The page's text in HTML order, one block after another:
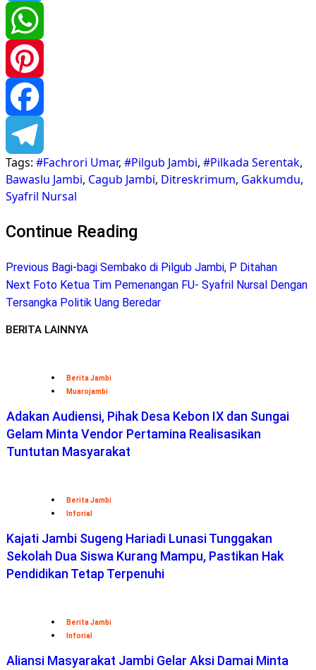
Twitter
WhatsApp
Pinterest
Facebook
Telegram
Tags: #Fachrori Umar, #Pilgub Jambi, #Pilkada Serentak,
Bawaslu Jambi, Cagub Jambi, Ditreskrimum, Gakkumdu,
Syafril Nursal
Continue Reading
Previous Bagi-bagi Sembako di Pilgub Jambi, P Ditahan
Next Foto Ketua Tim Pemenangan FU- Syafril Nursal Dengan
Tersangka Politik Uang Beredar
BERITA LAINNYA
Berita Jambi
Muarojambi
Adakan Audiensi, Pihak Desa Kebon IX dan Sungai
Gelam Minta Vendor Pertamina Realisasikan
Tuntutan Masyarakat
Berita Jambi
Inforial
Kajati Jambi Sugeng Hariadi Lunasi Tunggakan
Sekolah Dua Siswa Kurang Mampu, Pastikan Hak
Pendidikan Tetap Terpenuhi
Berita Jambi
Inforial
Aliansi Masyarakat Jambi Gelar Aksi Damai Minta